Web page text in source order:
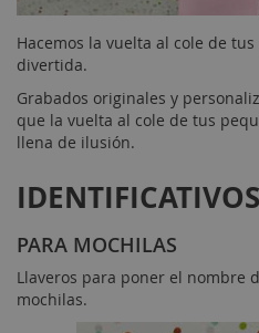
Hacemos la vuelta al cole de
divertida.
Grabados originales y
que la vuelta al cole de tus
llena de ilusión.
IDENTIFICATIVOS
PARA MOCHILAS
Llaveros para poner el nombre
mochilas.